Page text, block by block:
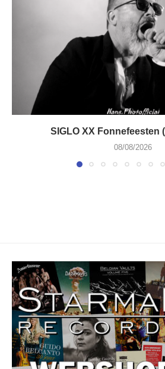
SIGLO XX Fonnefeesten
08/08/2026